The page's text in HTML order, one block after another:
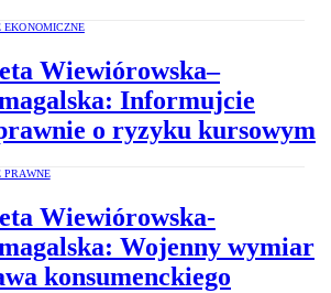
EKONOMICZNE
Wiewiórowska–
Informujcie
o ryzyku kursowym
PRAWNE
Wiewiórowska-
Wojenny wymiar
konsumenckiego